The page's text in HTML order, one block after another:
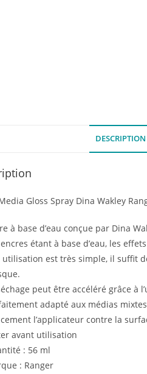
DESCRIPTION
Gloss Spray Dina Wakley
à base d’eau conçue par Dina
encres étant à base d’eau, les
utilisation est très simple, il suffit
peut être accéléré grâce à
adapté aux médias
l’applicateur contre la
avant utilisation
: 56 ml
: Ranger